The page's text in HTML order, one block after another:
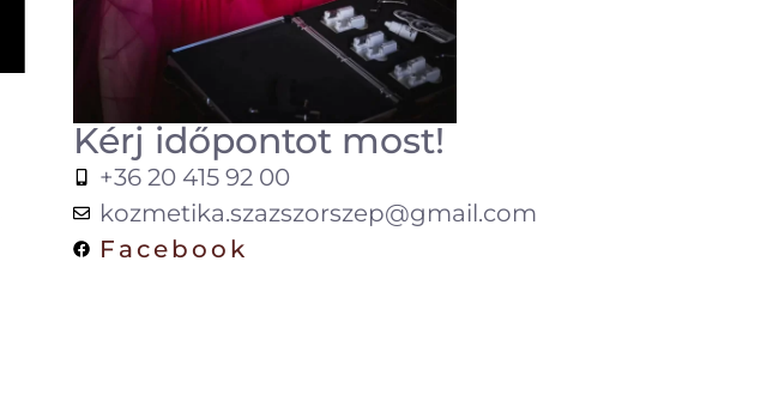
Kérj időpontot most!
+36 20 415 92 00
kozmetika.szazszorszep@gmail.com
Facebook